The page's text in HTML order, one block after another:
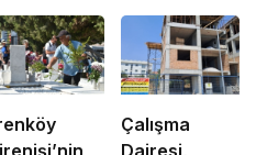
Çalışma